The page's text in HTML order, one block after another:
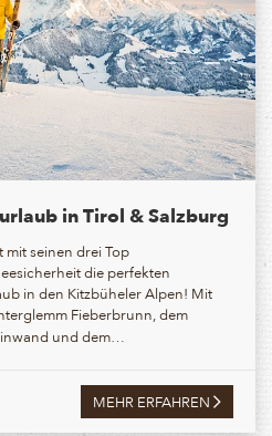
in Tirol & Salzburg
mit seinen drei Top
die perfekten
in den Kitzbüheler Alpen! Mit
Fieberbrunn, dem
und dem…
MEHR ERFAHREN